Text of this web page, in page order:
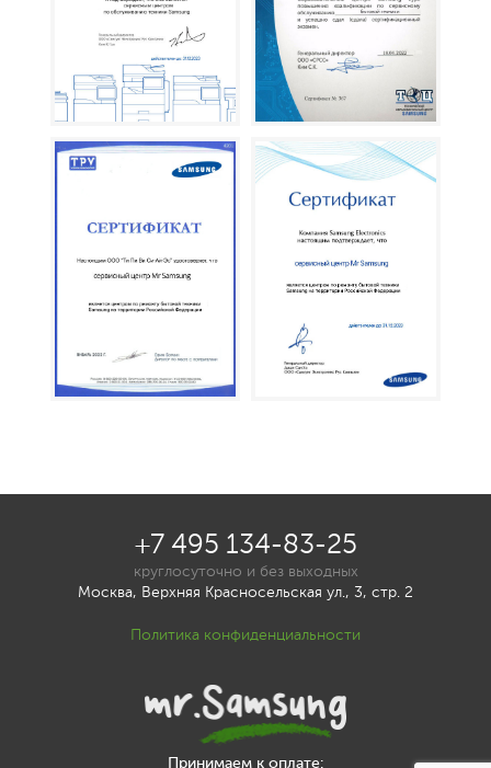
Принимаем к оплате:
+7 495 134-83-25
круглосуточно и без выходных
Москва, Верхняя Красносельская ул., 3, стр. 2
Политика конфиденциальности